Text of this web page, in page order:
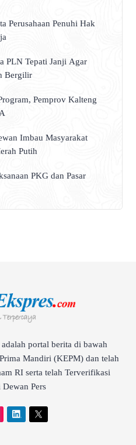
Perusahaan Penuhi Hak
PLN Tepati Janji Agar
Bergilir
Pemprov Kalteng
Imbau Masyarakat
Putih
PKG dan Pasar
portal berita di bawah
Mandiri (KEPM) dan telah
RI serta telah Terverifikasi
Pers